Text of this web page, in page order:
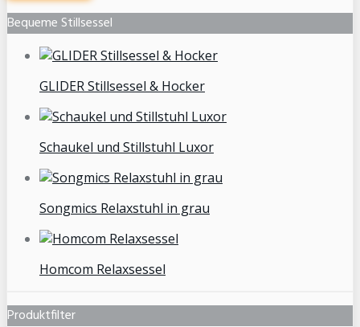
Bequeme Stillsessel
GLIDER Stillsessel & Hocker
Schaukel und Stillstuhl Luxor
Songmics Relaxstuhl in grau
Homcom Relaxsessel
Produktfilter